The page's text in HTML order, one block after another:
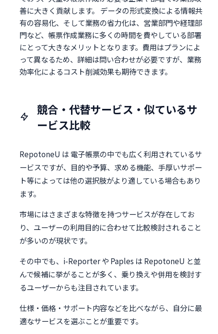
善に大きく貢献します。 データの形式変換による情報共
有の容易化、そして業務の省力化は、営業部門や経理部
門など、帳票作成業務に多くの時間を費やしている部署
にとって大きなメリットとなります。費用はプランによ
って異なるため、詳細は問い合わせが必要ですが、業務
効率化によるコスト削減効果も期待できます。
競合・代替サービス・似ているサ
ービス比較
RepotoneU は 電子帳票の中でも広く利用されているサ
ービスですが、目的や予算、求める機能、手厚いサポー
ト等によっては他の選択肢がより適している場合もあり
ます。
市場にはさまざまな特徴を持つサービスが存在してお
り、ユーザーの利用目的に合わせて比較検討されること
が多いのが現状です。
その中でも、i-Reporter や Paples は RepotoneU と並
んで候補に挙がることが多く、乗り換えや併用を検討す
るユーザーからも注目されています。
仕様・価格・サポート内容などを比べながら、自分に最
適なサービスを選ぶことが重要です。